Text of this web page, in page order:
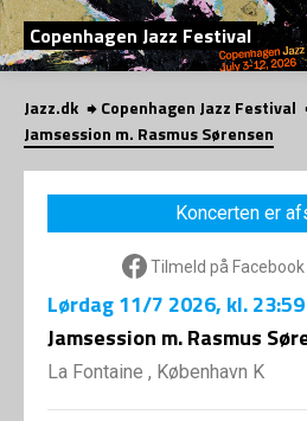
Copenhagen Jazz Festival
Jazz.dk Copenhagen Jazz Festival
Jamsession m. Rasmus Sørensen
Koncerten er
Tilmeld på Facebook
Lørdag11/7 2026, kl. 23:59
Jamsession m. Rasmus
La Fontaine , København K